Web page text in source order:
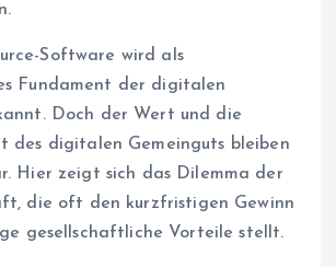
Software wird als
Fundament der digitalen
Doch der Wert und die
des digitalen Gemeinguts bleiben
Hier zeigt sich das Dilemma der
die oft den kurzfristigen Gewinn
gesellschaftliche Vorteile stellt.